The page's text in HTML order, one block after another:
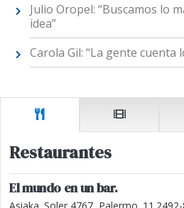
Julio Oropel: “Buscamos lo
idea”
Carola Gil: “La gente cuenta
Restaurantes
El mundo en un bar.